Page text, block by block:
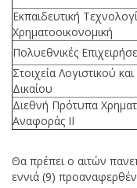
Εκπαιδευτική
Χρηματοοικονομική
Πολυεθνικές
Στοιχεία Λογιστικού
Δικαίου
Διεθνή Πρότυπα
Αναφοράς ΙΙ
Θα πρέπει ο αιτών
εννιά (9)